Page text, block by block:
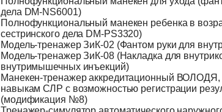
дела DM-NS6001)
Полнофункциональный манекен ребенка в
сестринского дела DM-PS3320)
Модель-тренажер ЗиК-02 (Фантом руки для
Модель-тренажер ЗиК-08 (Накладка для
внутримышечных инъекций)
Манекен-тренажер аккредитационный ВОЛОДЯ,
навыкам СЛР с возможностью регистрации
(модификация №8)